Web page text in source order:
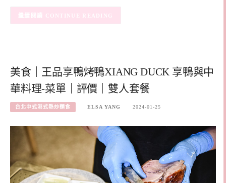
CONTINUE READING
美食｜王品享鴨烤鴨XIANG DUCK 享鴨與中
華料理-菜單｜評價｜雙人套餐
台北中式港式熱炒麵食 ELSA YANG 2024-01-25